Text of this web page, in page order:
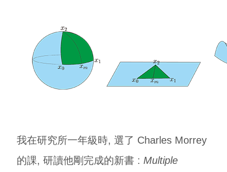
我在研究所一年級時, 選了 Charles Morrey
的課, 研讀他剛完成的新書 : Multiple